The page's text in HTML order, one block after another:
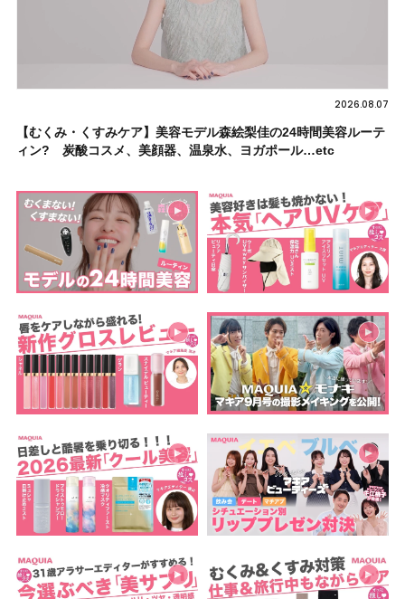
2026.08.07
【むくみ・くすみケア】美容モデル森絵梨佳の24時間美容ルーテ
ィン? 炭酸コスメ、美顔器、温泉水、ヨガポール…etc